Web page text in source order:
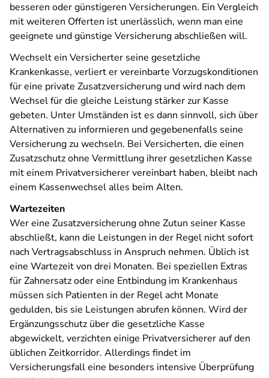
besseren oder günstigeren Versicherungen. Ein Vergleich
mit weiteren Offerten ist unerlässlich, wenn man eine
geeignete und günstige Versicherung abschließen will.
Wechselt ein Versicherter seine gesetzliche
Krankenkasse, verliert er vereinbarte Vorzugskonditionen
für eine private Zusatzversicherung und wird nach dem
Wechsel für die gleiche Leistung stärker zur Kasse
gebeten. Unter Umständen ist es dann sinnvoll, sich über
Alternativen zu informieren und gegebenenfalls seine
Versicherung zu wechseln. Bei Versicherten, die einen
Zusatzschutz ohne Vermittlung ihrer gesetzlichen Kasse
mit einem Privatversicherer vereinbart haben, bleibt nach
einem Kassenwechsel alles beim Alten.
Wartezeiten
Wer eine Zusatzversicherung ohne Zutun seiner Kasse
abschließt, kann die Leistungen in der Regel nicht sofort
nach Vertragsabschluss in Anspruch nehmen. Üblich ist
eine Wartezeit von drei Monaten. Bei speziellen Extras
für Zahnersatz oder eine Entbindung im Krankenhaus
müssen sich Patienten in der Regel acht Monate
gedulden, bis sie Leistungen abrufen können. Wird der
Ergänzungsschutz über die gesetzliche Kasse
abgewickelt, verzichten einige Privatversicherer auf den
üblichen Zeitkorridor. Allerdings findet im
Versicherungsfall eine besonders intensive Überprüfung